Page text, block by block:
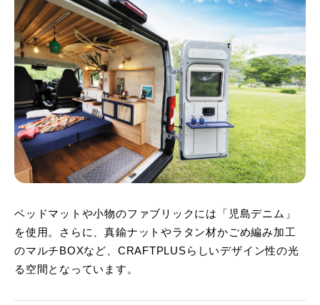
ベッドマットや小物のファブリックには「児島デニム」
を使用。さらに、真鍮ナットやラタン材かごめ編み加工
のマルチBOXなど、CRAFTPLUSらしいデザイン性の光
る空間となっています。